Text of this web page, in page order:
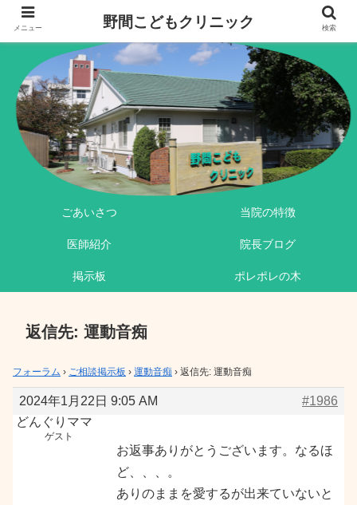
ごあいさつ 当院の特徴
医師紹介 院長ブログ
掲示板 ポレポレの木
返信先: 運動音痴
フォーラム › ご相談掲示板 › 運動音痴 › 返信先: 運動音痴
2024年1月22日 9:05 AM
#1986
どんぐりママ
ゲスト
お返事ありがとうございます。なるほ
ど、、、。
ありのままを愛するが出来ていないと
メニュー 野間こどもクリニック 検索